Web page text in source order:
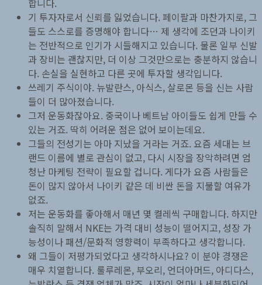
합니다.
기 투자자로서 신뢰를 잃었습니다. 페이팔과 마찬가지로, 그
들도 스스로를 증명해야 합니다… 제 생각에 조던과 나이키
는 전반적으로 인기가 시들해지고 있습니다. 물론 일부 신발
과 장비는 괜찮지만, 더 이상 그것만으로는 충분하지 않습니
다. 손실을 실현하고 다른 곳에 투자할 생각입니다.
쓰레기 주식이야. 뉴발란스, 아식스, 살로몬 등을 신는 사람
들이 더 많아졌습니다.
그저 운동화잖아요. 중국이나 베트남 아이들도 쉽게 만들 수
있는 거죠. 딱히 어려운 점은 없어 보이는데요.
그들의 전성기는 아마 지났을 거라는 거죠. 요즘 세대는 브
랜드 이름에 별로 관심이 없고, 다시 시장을 장악하려면 엄
청난 마케팅 전략이 필요할 겁니다. 게다가 요즘 사람들은
돈이 많지 않아서 나이키 같은 데 비싼 돈을 지불할 여유가
없죠.
저는 운동화를 좋아해서 매년 몇 켤레씩 구매합니다. 하지만
솔직히 말해서 NKE는 가격 대비 성능이 떨어지고, 성장 가
능성이나 패션/문화적 영향력이 부족하다고 생각합니다.
왜 그들이 저평가되었다고 생각하시나요? 이 분야 경쟁은
매우 치열합니다. 룰루레몬, 부오리, 언더아머드, 아디다스,